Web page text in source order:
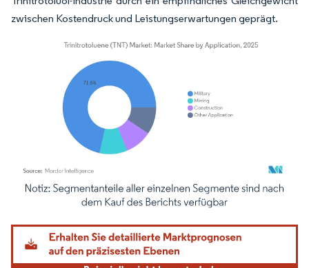
zwischen Kostendruck und Leistungserwartungen geprägt.
Bild © Mordor Intelligence. Wiederverwendung erfordert Namensnennung